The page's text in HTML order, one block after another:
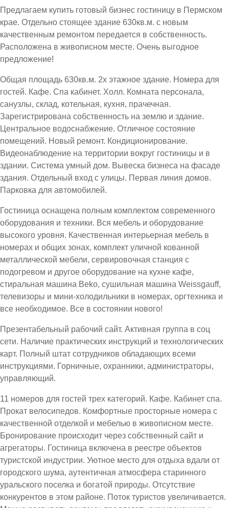
Предлагаем купить готовый бизнес гостиницу в Пермском
крае. Отдельно стоящее здание 630кв.м. с новым
качественным ремонтом передается в собственность.
Расположена в живописном месте. Очень выгодное
предложение!
Общая площадь 630кв.м. 2х этажное здание. Номера для
гостей. Кафе. Спа кабинет. Холл. Комната персонала,
санузлы, склад, котельная, кухня, прачечная.
Зарегистрирована собственность на землю и здание.
Центральное водоснабжение. Отличное состояние
помещений. Новый ремонт. Кондиционирование.
Видеонаблюдение на территории вокруг гостиницы и в
здании. Система умный дом. Вывеска бизнеса на фасаде
здания. Отдельный вход с улицы. Первая линия домов.
Парковка для автомобилей.
Гостиница оснащена полным комплектом современного
оборудования и техники. Вся мебель и оборудование
высокого уровня. Качественная интерьерная мебель в
номерах и общих зонах, комплект уличной кованной
металлической мебели, сервировочная станция с
подогревом и другое оборудование на кухне кафе,
стиральная машина Beko, сушильная машина Weissgauff,
телевизоры и мини-холодильники в номерах, оргтехника и
все необходимое. Все в состоянии нового!
Презентабельный рабочий сайт. Активная группа в соц
сети. Наличие практических инструкций и технологических
карт. Полный штат сотрудников обладающих всеми
инструкциями. Горничные, охранники, администраторы,
управляющий.
11 номеров для гостей трех категорий. Кафе. Кабинет спа.
Прокат велосипедов. Комфортные просторные номера с
качественной отделкой и мебелью в живописном месте.
Бронирование происходит через собственный сайт и
агрегаторы. Гостиница включена в реестре объектов
туристской индустрии. Уютное место для отдыха вдали от
городского шума, аутентичная атмосфера старинного
уральского поселка и богатой природы. Отсутствие
конкурентов в этом районе. Поток туристов увеличивается.